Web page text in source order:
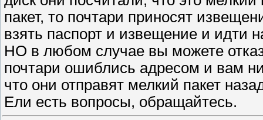
пакет, то почтари приносят
взять паспорт и извещение и идти
НО в любом случае вы можете
почтари ошиблись адресом и вам
что они отправят мелкий пакет
Ели есть вопросы, обращайтесь.